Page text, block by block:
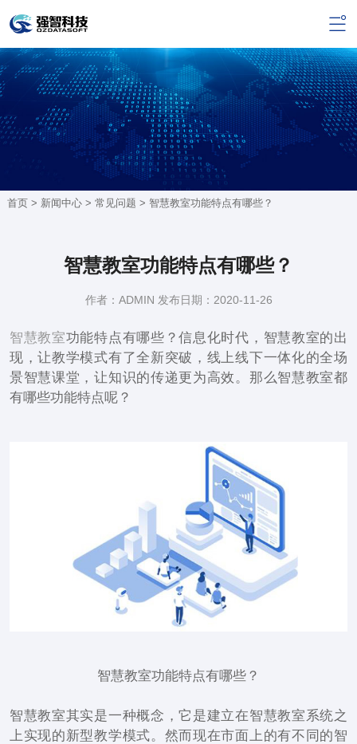
首页 > 新闻中心> 常见问题 > 智慧教室功能特点有哪些？
智慧教室功能特点有哪些？
作者：ADMIN 发布日期：2020-11-26
智慧教室功能特点有哪些？信息化时代，智慧教室的出
现，让教学模式有了全新突破，线上线下一体化的全场
景智慧课堂，让知识的传递更为高效。那么智慧教室都
有哪些功能特点呢？
智慧教室功能特点有哪些？
智慧教室其实是一种概念，它是建立在智慧教室系统之
上实现的新型教学模式。然而现在市面上的有不同的智